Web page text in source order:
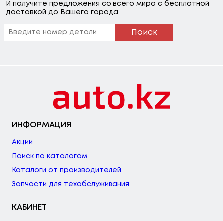
И получите предложения со всего мира с бесплатной
доставкой до Вашего города
Поиск
ИНФОРМАЦИЯ
Акции
Поиск по каталогам
Каталоги от производителей
Запчасти для техобслуживания
КАБИНЕТ